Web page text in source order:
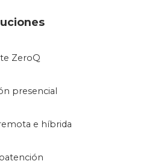
ZeroQ
presencial
e híbrida